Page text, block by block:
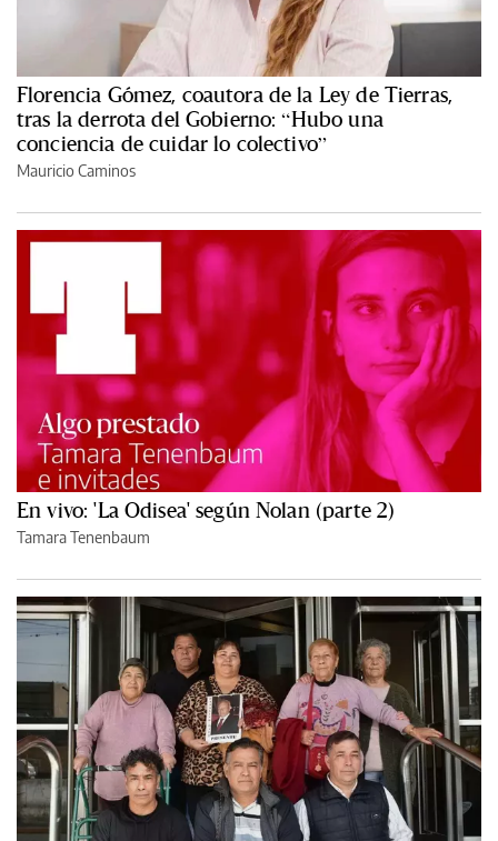
Florencia Gómez, coautora de la Ley de Tierras,
tras la derrota del Gobierno: “Hubo una
conciencia de cuidar lo colectivo”
Mauricio Caminos
En vivo: 'La Odisea' según Nolan (parte 2)
Tamara Tenenbaum